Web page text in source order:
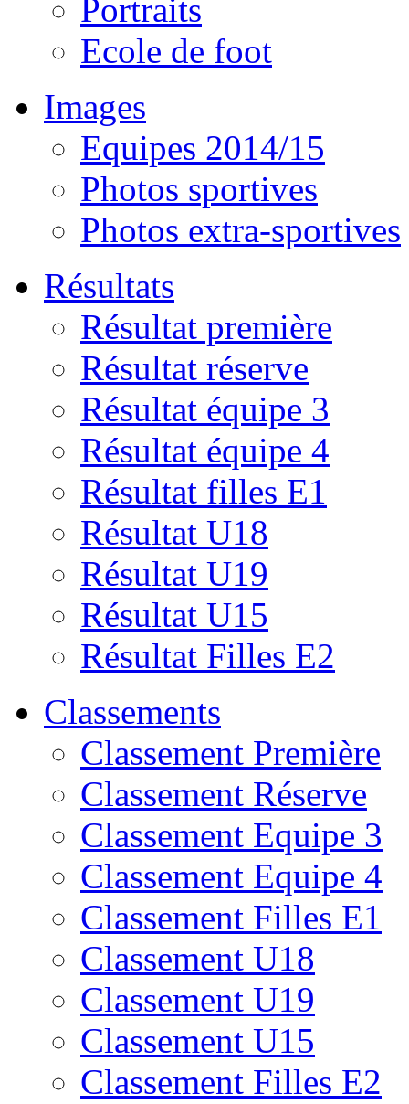
Portraits
Ecole de foot
Images
Equipes 2014/15
Photos sportives
Photos extra-sportives
Résultats
Résultat première
Résultat réserve
Résultat équipe 3
Résultat équipe 4
Résultat filles E1
Résultat U18
Résultat U19
Résultat U15
Résultat Filles E2
Classements
Classement Première
Classement Réserve
Classement Equipe 3
Classement Equipe 4
Classement Filles E1
Classement U18
Classement U19
Classement U15
Classement Filles E2